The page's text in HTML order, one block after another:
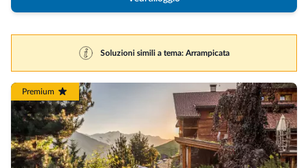
Soluzioni simili a tema: Arrampicata
Premium